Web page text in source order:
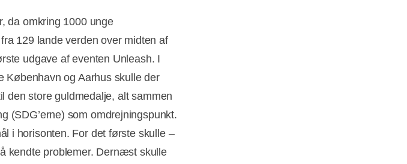
da omkring 1000 unge
129 lande verden over midten af
udgave af eventen Unleash. I
København og Aarhus skulle der
den store guldmedalje, alt sammen
(SDG’erne) som omdrejningspunkt.
i horisonten. For det første skulle –
kendte problemer. Dernæst skulle